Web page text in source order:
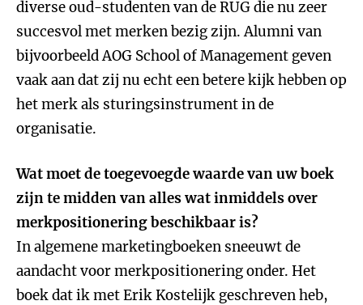
diverse oud-studenten van de RUG die nu zeer
succesvol met merken bezig zijn. Alumni van
bijvoorbeeld AOG School of Management geven
vaak aan dat zij nu echt een betere kijk hebben op
het merk als sturingsinstrument in de
organisatie.
Wat moet de toegevoegde waarde van uw boek
zijn te midden van alles wat inmiddels over
merkpositionering beschikbaar is?
In algemene marketingboeken sneeuwt de
aandacht voor merkpositionering onder. Het
boek dat ik met Erik Kostelijk geschreven heb,